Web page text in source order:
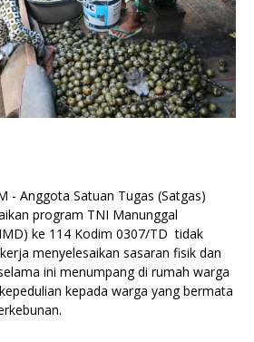
- Anggota Satuan Tugas (Satgas)
program TNI Manunggal
ke 114 Kodim 0307/TD tidak
menyelesaikan sasaran fisik dan
ini menumpang di rumah warga
kepada warga yang bermata